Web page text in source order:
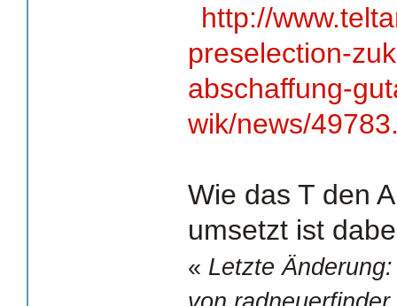
http://
preselection-
abschaffung-
wik/news/
Wie das T den
umsetzt ist
« Letzte